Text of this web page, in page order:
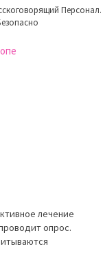
Персонал.
лечение
опрос.